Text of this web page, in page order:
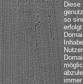
Diese
so